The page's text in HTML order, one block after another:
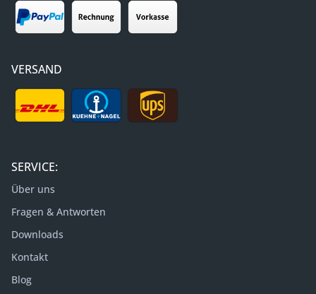
VERSAND
SERVICE:
Über uns
Fragen & Antworten
Downloads
Kontakt
Blog